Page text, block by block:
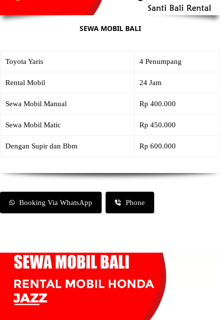
SEWA MOBIL BALI
Toyota Yaris 4 Penumpang
Rental Mobil 24 Jam
Sewa Mobil Manual Rp 400.000
Sewa Mobil Matic Rp 450.000
Dengan Supir dan Bbm Rp 600.000
Booking Via WhatsApp Phone